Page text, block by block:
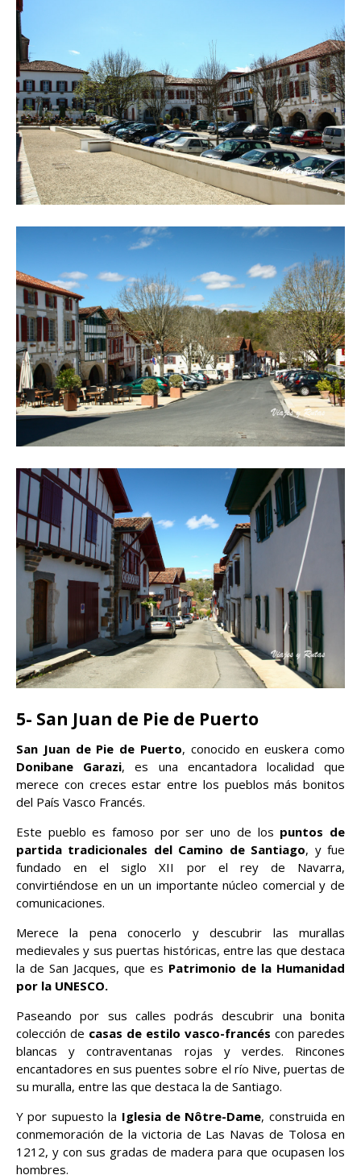
5- San Juan de Pie de Puerto
San Juan de Pie de Puerto, conocido en euskera como
Donibane Garazi, es una encantadora localidad que
merece con creces estar entre los pueblos más bonitos
del País Vasco Francés.
Este pueblo es famoso por ser uno de los puntos de
partida tradicionales del Camino de Santiago, y fue
fundado en el siglo XII por el rey de Navarra,
convirtiéndose en un un importante núcleo comercial y de
comunicaciones.
Merece la pena conocerlo y descubrir las murallas
medievales y sus puertas históricas, entre las que destaca
la de San Jacques, que es Patrimonio de la Humanidad
por la UNESCO.
Paseando por sus calles podrás descubrir una bonita
colección de casas de estilo vasco-francés con paredes
blancas y contraventanas rojas y verdes. Rincones
encantadores en sus puentes sobre el río Nive, puertas de
su muralla, entre las que destaca la de Santiago.
Y por supuesto la Iglesia de Nôtre-Dame, construida en
conmemoración de la victoria de Las Navas de Tolosa en
1212, y con sus gradas de madera para que ocupasen los
hombres.